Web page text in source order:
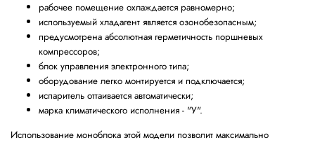
рабочее помещение охлаждается равномерно;
используемый хладагент является озонобезопасным;
предусмотрена абсолютная герметичность поршневых
компрессоров;
блок управления электронного типа;
оборудование легко монтируется и подключается;
испаритель оттаивается автоматически;
марка климатического исполнения - "У".
Использование моноблока этой модели позволит максимально